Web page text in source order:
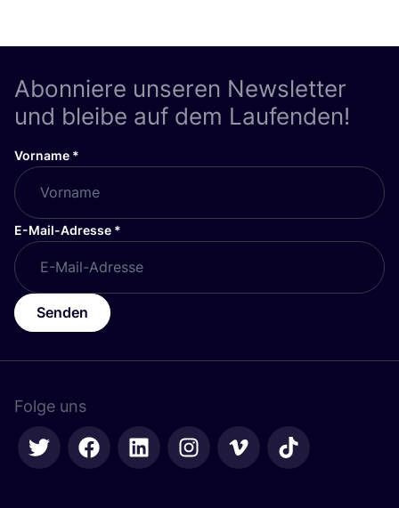
Abonniere unseren Newsletter
und bleibe auf dem Laufenden!
Vorname *
E-Mail-Adresse *
Senden
Folge uns